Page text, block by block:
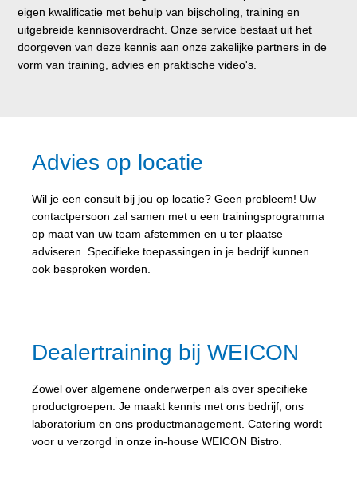
eigen kwalificatie met behulp van bijscholing, training en
uitgebreide kennisoverdracht. Onze service bestaat uit het
doorgeven van deze kennis aan onze zakelijke partners in de
vorm van training, advies en praktische video's.
Advies op locatie
Wil je een consult bij jou op locatie? Geen probleem! Uw
contactpersoon zal samen met u een trainingsprogramma
op maat van uw team afstemmen en u ter plaatse
adviseren. Specifieke toepassingen in je bedrijf kunnen
ook besproken worden.
Dealertraining bij WEICON
Zowel over algemene onderwerpen als over specifieke
productgroepen. Je maakt kennis met ons bedrijf, ons
laboratorium en ons productmanagement. Catering wordt
voor u verzorgd in onze in-house WEICON Bistro.